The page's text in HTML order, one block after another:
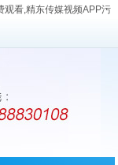
观看,精东传媒视频APP污